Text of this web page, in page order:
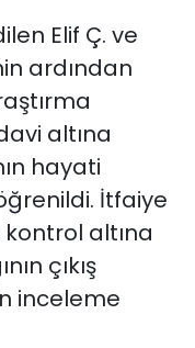
Elif Ç. ve
ardından
altına
hayati
İtfaiye
altına
çıkış
inceleme